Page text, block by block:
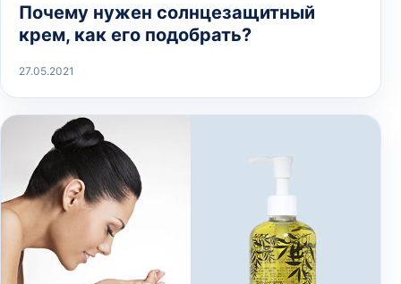
Почему нужен солнцезащитный
крем, как его подобрать?
27.05.2021